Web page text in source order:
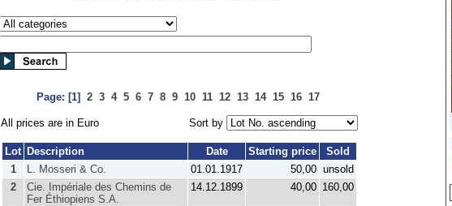
Page: [1] 2 3 4 5 6 7 8 9 10 11 12 13 14 15 16 17
All prices are in Euro Sort by
Lot Description Date Starting price
Sold
1
L. Mosseri & Co. 01.01.1917 50,00 unsold
2
Cie. Impériale des Chemins de
Fer Éthiopiens S.A.
14.12.1899 40,00 160,00